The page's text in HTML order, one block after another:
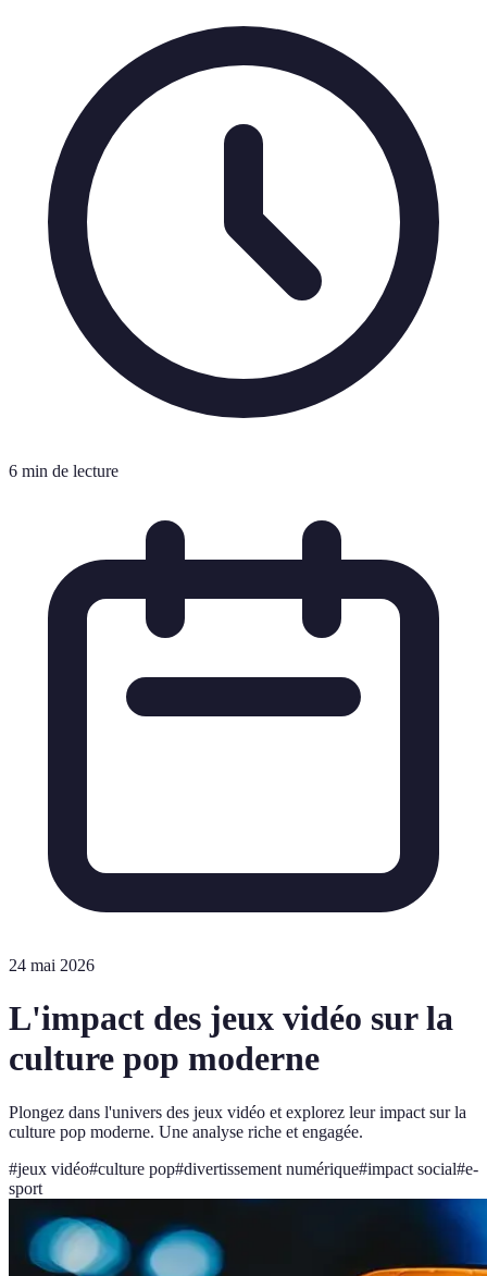
6 min de lecture
24 mai 2026
L'impact des jeux vidéo sur la
culture pop moderne
Plongez dans l'univers des jeux vidéo et explorez leur impact sur la
culture pop moderne. Une analyse riche et engagée.
#jeux vidéo#culture pop#divertissement numérique#impact social#e-
sport